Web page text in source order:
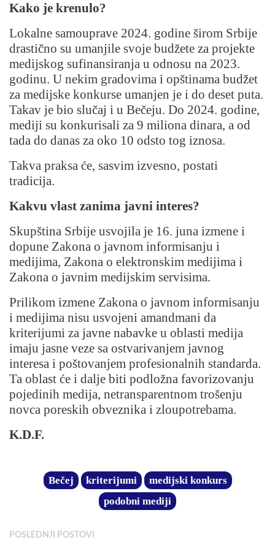
Kako je krenulo?
Lokalne samouprave 2024. godine širom Srbije
drastično su umanjile svoje budžete za projekte
medijskog sufinansiranja u odnosu na 2023.
godinu. U nekim gradovima i opštinama budžet
za medijske konkurse umanjen je i do deset puta.
Takav je bio slučaj i u Bečeju. Do 2024. godine,
mediji su konkurisali za 9 miliona dinara, a od
tada do danas za oko 10 odsto tog iznosa.
Takva praksa će, sasvim izvesno, postati
tradicija.
Kakvu vlast zanima javni interes?
Skupština Srbije usvojila je 16. juna izmene i
dopune Zakona o javnom informisanju i
medijima, Zakona o elektronskim medijima i
Zakona o javnim medijskim servisima.
Prilikom izmene Zakona o javnom informisanju
i medijima nisu usvojeni amandmani da
kriterijumi za javne nabavke u oblasti medija
imaju jasne veze sa ostvarivanjem javnog
interesa i poštovanjem profesionalnih standarda.
Ta oblast će i dalje biti podložna favorizovanju
pojedinih medija, netransparentnom trošenju
novca poreskih obveznika i zloupotrebama.
K.D.F.
Bečej kriterijumi
medijski konkurs
podobni mediji
POSLEDNJI POSTOVI